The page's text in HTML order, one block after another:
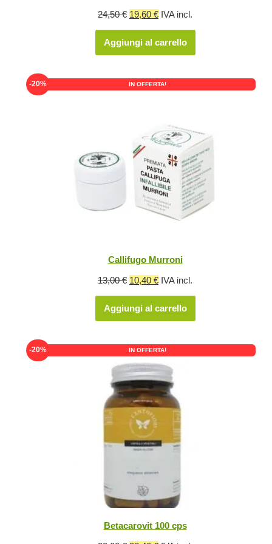
24,50€ Il
prezzo
originale
24,50 €.
19,60 €Il
prezzo
attuale
19,60 €.
IVA incl.
Aggiungi al carrello
IN OFFERTA!
-20%
Callifugo Murroni
13,00€ Il
prezzo
originale
13,00 €.
10,40 €Il
prezzo
attuale
10,40 €.
IVA incl.
Aggiungi al carrello
IN OFFERTA!
-20%
Betacarovit 100 cps